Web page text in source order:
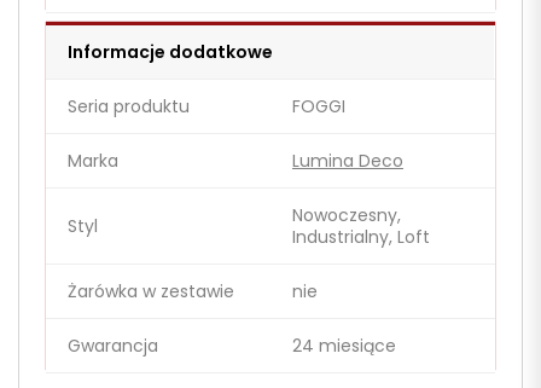
Informacje dodatkowe
Seria produktu FOGGI
Marka Lumina Deco
Styl
Nowoczesny,
Industrialny, Loft
Żarówka w zestawie nie
Gwarancja 24 miesiące